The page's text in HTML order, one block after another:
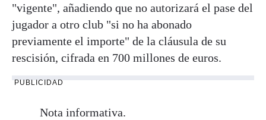
"vigente", añadiendo que no autorizará el pase del
jugador a otro club "si no ha abonado
previamente el importe" de la cláusula de su
rescisión, cifrada en 700 millones de euros.
PUBLICIDAD
Nota informativa.